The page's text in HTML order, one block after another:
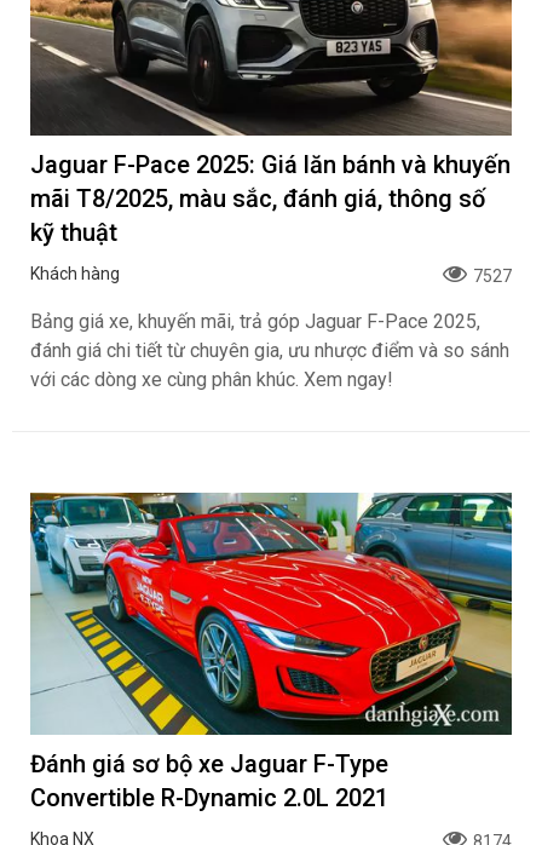
Jaguar F-Pace 2025: Giá lăn bánh và khuyến
mãi T8/2025, màu sắc, đánh giá, thông số
kỹ thuật
Khách hàng 7527
Bảng giá xe, khuyến mãi, trả góp Jaguar F-Pace 2025,
đánh giá chi tiết từ chuyên gia, ưu nhược điểm và so sánh
với các dòng xe cùng phân khúc. Xem ngay!
Đánh giá sơ bộ xe Jaguar F-Type
Convertible R-Dynamic 2.0L 2021
Khoa NX